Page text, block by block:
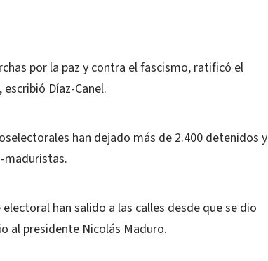
por la paz y contra el fascismo, ratificó el
Díaz-Canel.
han dejado más de 2.400 detenidos y
maduristas.
han salido a las calles desde que se dio
al presidente Nicolás Maduro.